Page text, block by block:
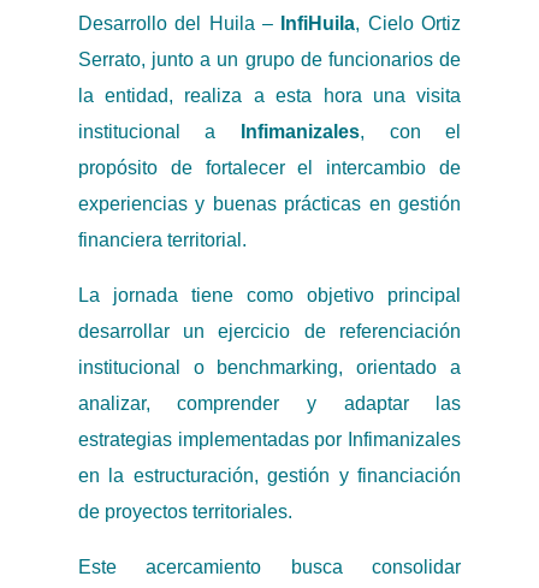
Desarrollo del Huila –
InfiHuila, Cielo Ortiz
Serrato, junto a un grupo de funcionarios de
la entidad, realiza a esta hora una visita
institucional a
Infimanizales, con el
propósito de fortalecer el intercambio de
experiencias y buenas prácticas en gestión
financiera territorial.
La jornada tiene como objetivo principal
desarrollar un ejercicio de referenciación
institucional o benchmarking, orientado a
analizar, comprender y adaptar las
estrategias implementadas por Infimanizales
en la estructuración, gestión y financiación
de proyectos territoriales.
Este acercamiento busca consolidar